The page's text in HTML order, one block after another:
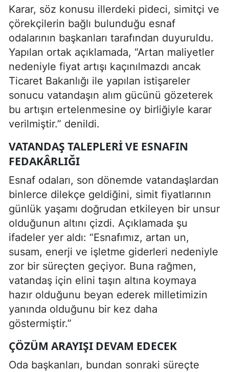
Karar, söz konusu illerdeki pideci, simitçi ve
çörekçilerin bağlı bulunduğu esnaf
odalarının başkanları tarafından duyuruldu.
Yapılan ortak açıklamada, “Artan maliyetler
nedeniyle fiyat artışı kaçınılmazdı ancak
Ticaret Bakanlığı ile yapılan istişareler
sonucu vatandaşın alım gücünü gözeterek
bu artışın ertelenmesine oy birliğiyle karar
verilmiştir.” denildi.
VATANDAŞ TALEPLERI VE ESNAFIN
FEDAKÂRLIĞI
Esnaf odaları, son dönemde vatandaşlardan
binlerce dilekçe geldiğini, simit fiyatlarının
günlük yaşamı doğrudan etkileyen bir unsur
olduğunun altını çizdi. Açıklamada şu
ifadeler yer aldı: “Esnafımız, artan un,
susam, enerji ve işletme giderleri nedeniyle
zor bir süreçten geçiyor. Buna rağmen,
vatandaş için elini taşın altına koymaya
hazır olduğunu beyan ederek milletimizin
yanında olduğunu bir kez daha
göstermiştir.”
ÇÖZÜM ARAYIŞI DEVAM EDECEK
Oda başkanları, bundan sonraki süreçte